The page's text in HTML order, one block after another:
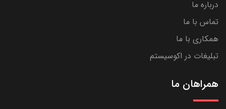
درباره ما
تماس با ما
همکاری با ما
تبلیغات در اکوسیستم
همراهان ما